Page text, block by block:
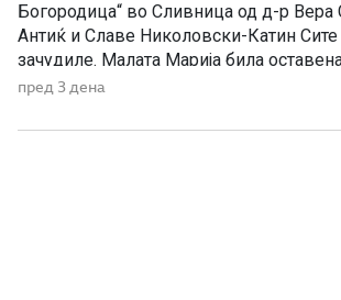
Богородица“ во Сливница од д-р Вера
Антиќ и Славе Николовски-Катин Сите
зачудиле. Малата Марија била
девици да живее во храмот. Таа се
починал на 80 години. Ана останала
пред 3 дена